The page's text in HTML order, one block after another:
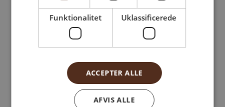
POLISH
CZECH
Funktionalitet Uklassificerede
ACCEPTER ALLE
AFVIS ALLE